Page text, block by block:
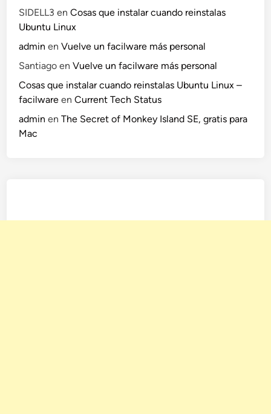
SIDELL3 enCosas que instalar cuando reinstalas
Ubuntu Linux
admin enVuelve un facilware más personal
Santiago enVuelve un facilware más personal
Cosas que instalar cuando reinstalas Ubuntu Linux –
facilware enCurrent Tech Status
admin enThe Secret of Monkey Island SE, gratis para
Mac